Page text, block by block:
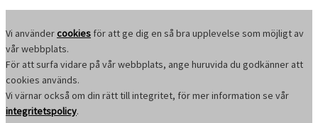
Vi användercookies för att ge dig en så bra upplevelse som möjligt av
vår webbplats.
För att surfa vidare på vår webbplats, ange huruvida du godkänner att
cookies används.
Vi värnar också om din rätt till integritet, för mer information se vår
integritetspolicy.